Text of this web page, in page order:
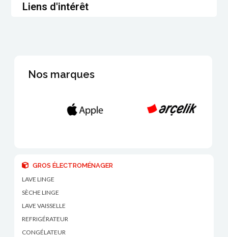
Liens d'intérêt
Nos marques
GROS ÉLECTROMÉNAGER
LAVE LINGE
SÈCHE LINGE
LAVE VAISSELLE
REFRIGÉRATEUR
CONGÉLATEUR